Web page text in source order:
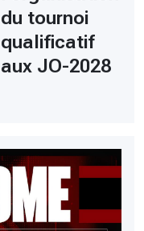
du tournoi
qualificatif
aux JO-2028